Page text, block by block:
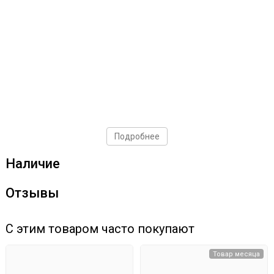
Подробнее
Наличие
Отзывы
С этим товаром часто покупают
Товар месяца